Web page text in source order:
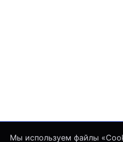
Мы используем файлы